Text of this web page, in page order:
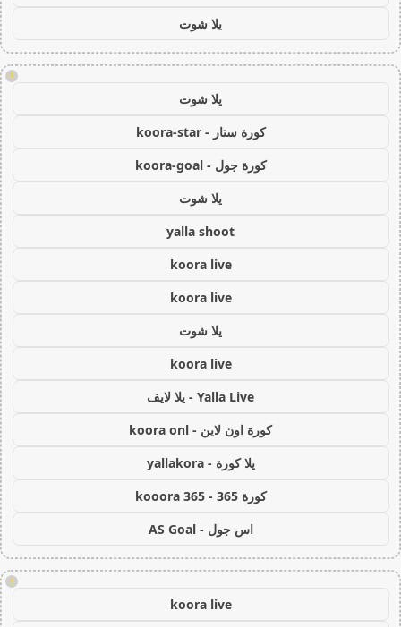
يلا شوت
!
يلا شوت
كورة ستار - koora-star
كورة جول - koora-goal
يلا شوت
yalla shoot
koora live
koora live
يلا شوت
koora live
Yalla Live - يلا لايف
كورة اون لاين - koora onl
يلا كورة - yallakora
كورة 365 - kooora 365
اس جول - AS Goal
!
koora live